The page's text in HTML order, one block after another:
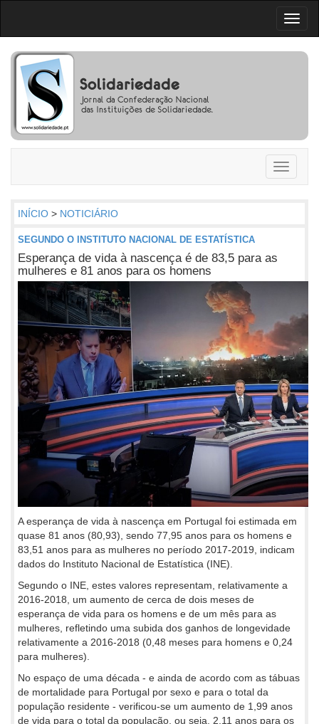
Toggle
INÍCIO > NOTICIÁRIO
SEGUNDO O INSTITUTO NACIONAL DE ESTATÍSTICA
Esperança de vida à nascença é de 83,5 para as
mulheres e 81 anos para os homens
A esperança de vida à nascença em Portugal foi estimada em
quase 81 anos (80,93), sendo 77,95 anos para os homens e
83,51 anos para as mulheres no período 2017-2019, indicam
dados do Instituto Nacional de Estatística (INE).
Segundo o INE, estes valores representam, relativamente a
2016-2018, um aumento de cerca de dois meses de
esperança de vida para os homens e de um mês para as
mulheres, refletindo uma subida dos ganhos de longevidade
relativamente a 2016-2018 (0,48 meses para homens e 0,24
para mulheres).
No espaço de uma década - e ainda de acordo com as tábuas
de mortalidade para Portugal por sexo e para o total da
população residente - verificou-se um aumento de 1,99 anos
de vida para o total da população, ou seja, 2,11 anos para os